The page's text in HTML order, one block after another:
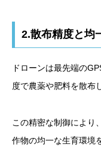
2.散布精度と均
ドローンは最先端の
度で農薬や肥料を散布
この精密な制御により
作物の均一な生育環境